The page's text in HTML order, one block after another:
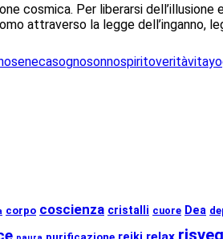
cosmica. Per liberarsi
attraverso la legge dell’inganno,
senecasognosonnospiritoveritàvita
corpo coscienza cristalli cuore Dea